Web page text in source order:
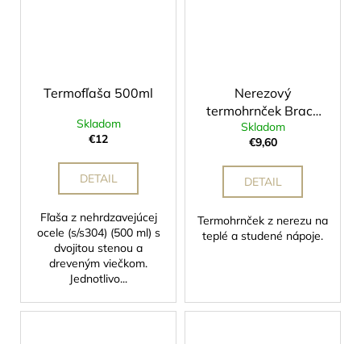
Termofľaša 500ml
Skladom
€12
DETAIL
Fľaša z nehrdzavejúcej
ocele (s/s304) (500 ml) s
dvojitou stenou a
dreveným viečkom.
Jednotlivo...
Nerezový
termohrnček Brace
350ml
Skladom
€9,60
DETAIL
Termohrnček z nerezu na
teplé a studené nápoje.